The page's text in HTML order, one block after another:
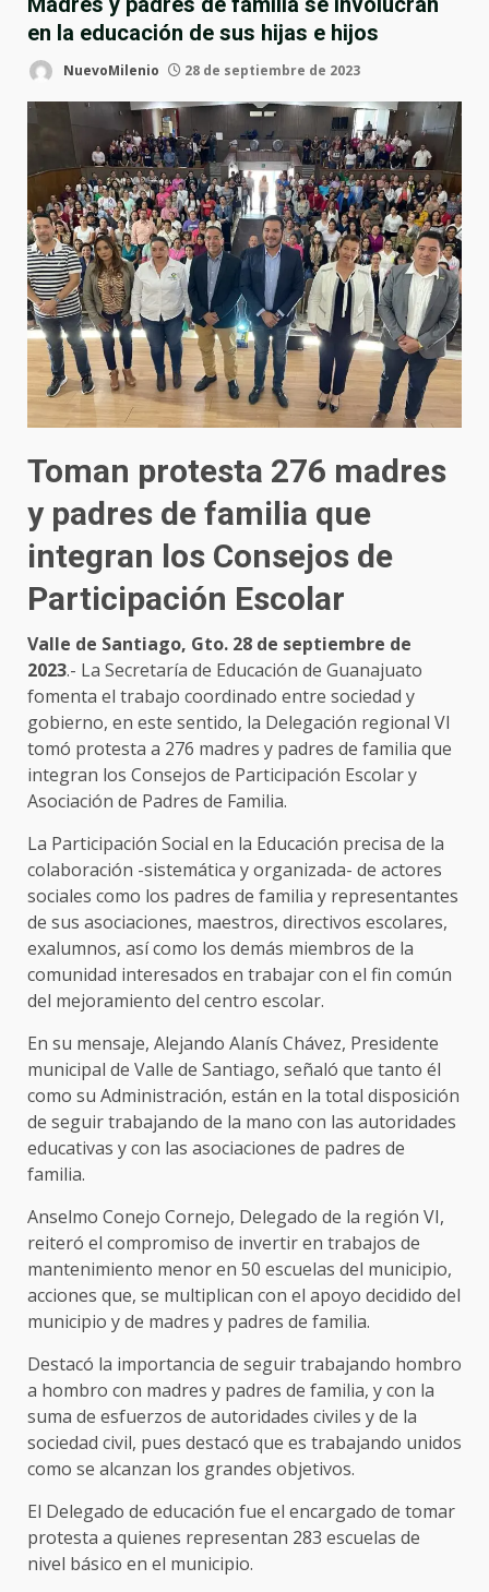
en la educación de sus hijas e hijos
NuevoMilenio 28 de septiembre de 2023
Toman protesta 276 madres
y padres de familia que
integran los Consejos de
Participación Escolar
Valle de Santiago, Gto. 28 de septiembre de
2023.- La Secretaría de Educación de Guanajuato
fomenta el trabajo coordinado entre sociedad y
gobierno, en este sentido, la Delegación regional VI
tomó protesta a 276 madres y padres de familia que
integran los Consejos de Participación Escolar y
Asociación de Padres de Familia.
La Participación Social en la Educación precisa de la
colaboración -sistemática y organizada- de actores
sociales como los padres de familia y representantes
de sus asociaciones, maestros, directivos escolares,
exalumnos, así como los demás miembros de la
comunidad interesados en trabajar con el fin común
del mejoramiento del centro escolar.
En su mensaje, Alejando Alanís Chávez, Presidente
municipal de Valle de Santiago, señaló que tanto él
como su Administración, están en la total disposición
de seguir trabajando de la mano con las autoridades
educativas y con las asociaciones de padres de
familia.
Anselmo Conejo Cornejo, Delegado de la región VI,
reiteró el compromiso de invertir en trabajos de
mantenimiento menor en 50 escuelas del municipio,
acciones que, se multiplican con el apoyo decidido del
municipio y de madres y padres de familia.
Destacó la importancia de seguir trabajando hombro
a hombro con madres y padres de familia, y con la
suma de esfuerzos de autoridades civiles y de la
sociedad civil, pues destacó que es trabajando unidos
como se alcanzan los grandes objetivos.
El Delegado de educación fue el encargado de tomar
protesta a quienes representan 283 escuelas de
nivel básico en el municipio.